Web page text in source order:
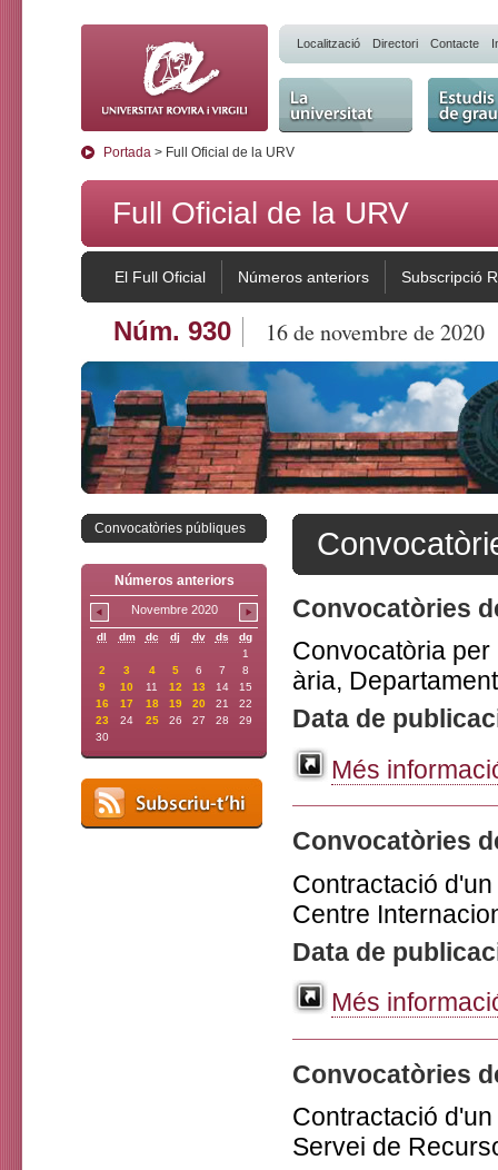
Localització Directori Contacte
La Universitat Estudis
Portada > Full Oficial de la URV
Full Oficial de la URV
El Full Oficial Números anteriors Subscripció
Núm. 930 16 de novembre de 2020
Convocatòries públiques
Números anteriors
Novembre 2020
dl dm dc dj dv ds
dg
1
2
3 4 5 6 7
8
9
10 11 12 13 14
15
16
17 18 19 20 21
22
23
24 25 26 27 28
29
30
Convocatòries
Convocatòria
ària,
Data de
Més
Convocatòries
Contractació
Centre
Data de
Més
Convocatòries
Contractació
Servei de